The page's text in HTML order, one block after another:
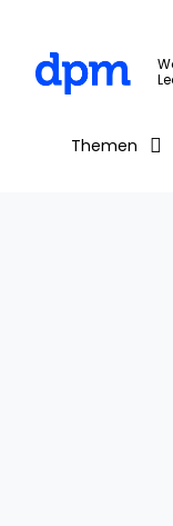
Skip to main content
Themen